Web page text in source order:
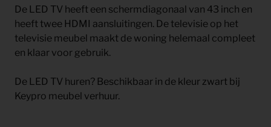
De LED TV heeft een schermdiagonaal van 43 inch en
heeft twee HDMI aansluitingen. De televisie op het
televisie meubel maakt de woning helemaal compleet
en klaar voor gebruik.
De LED TV huren? Beschikbaar in de kleur zwart bij
Keypro meubel verhuur.